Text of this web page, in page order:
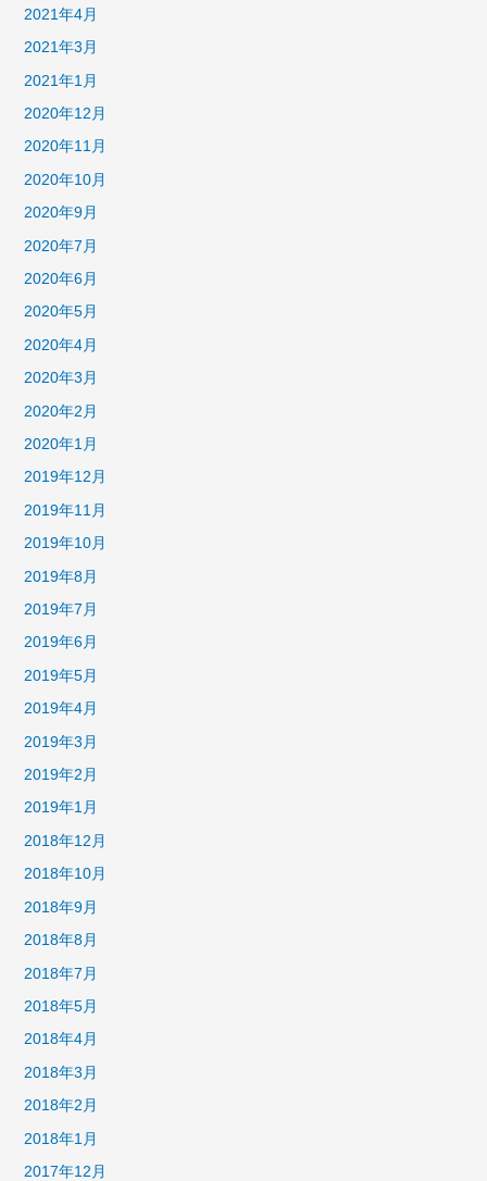
2021年4月
2021年3月
2021年1月
2020年12月
2020年11月
2020年10月
2020年9月
2020年7月
2020年6月
2020年5月
2020年4月
2020年3月
2020年2月
2020年1月
2019年12月
2019年11月
2019年10月
2019年8月
2019年7月
2019年6月
2019年5月
2019年4月
2019年3月
2019年2月
2019年1月
2018年12月
2018年10月
2018年9月
2018年8月
2018年7月
2018年5月
2018年4月
2018年3月
2018年2月
2018年1月
2017年12月